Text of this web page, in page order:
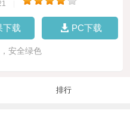
下载 PC下载
安全绿色
排行